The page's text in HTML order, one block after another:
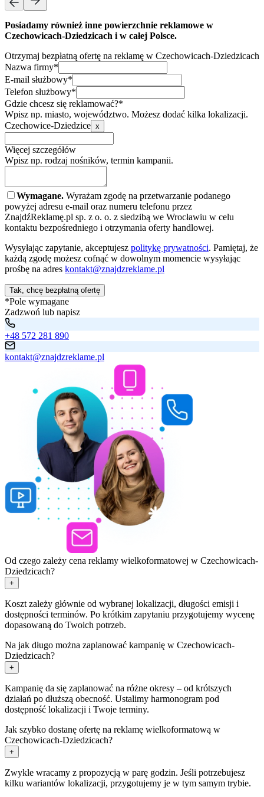
Posiadamy również inne powierzchnie reklamowe w
Czechowicach-Dziedzicach i w całej Polsce.
Otrzymaj bezpłatną ofertę na reklamę w Czechowicach-Dziedzicach
Nazwa firmy*
E-mail służbowy*
Telefon służbowy*
Gdzie chcesz się reklamować?*
Wpisz np. miasto, województwo. Możesz dodać kilka lokalizacji.
Czechowice-Dziedzice x
Więcej szczegółów
Wpisz np. rodzaj nośników, termin kampanii.
Wymagane. Wyrażam zgodę na przetwarzanie podanego
powyżej adresu e-mail oraz numeru telefonu przez
ZnajdźReklamę.pl sp. z o. o. z siedzibą we Wrocławiu w celu
kontaktu bezpośredniego i otrzymania oferty handlowej.
Wysyłając zapytanie, akceptujesz politykę prywatności. Pamiętaj, że
każdą zgodę możesz cofnąć w dowolnym momencie wysyłając
prośbę na adres kontakt@znajdzreklame.pl
Tak, chcę bezpłatną ofertę
*Pole wymagane
Zadzwoń lub napisz
+48 572 281 890
kontakt@znajdzreklame.pl
Od czego zależy cena reklamy wielkoformatowej w Czechowicach-
Dziedzicach?
+
Koszt zależy głównie od wybranej lokalizacji, długości emisji i
dostępności terminów. Po krótkim zapytaniu przygotujemy wycenę
dopasowaną do Twoich potrzeb.
Na jak długo można zaplanować kampanię w Czechowicach-
Dziedzicach?
+
Kampanię da się zaplanować na różne okresy – od krótszych
działań po dłuższą obecność. Ustalimy harmonogram pod
dostępność lokalizacji i Twoje terminy.
Jak szybko dostanę ofertę na reklamę wielkoformatową w
Czechowicach-Dziedzicach?
+
Zwykle wracamy z propozycją w parę godzin. Jeśli potrzebujesz
kilku wariantów lokalizacji, przygotujemy je w tym samym trybie.